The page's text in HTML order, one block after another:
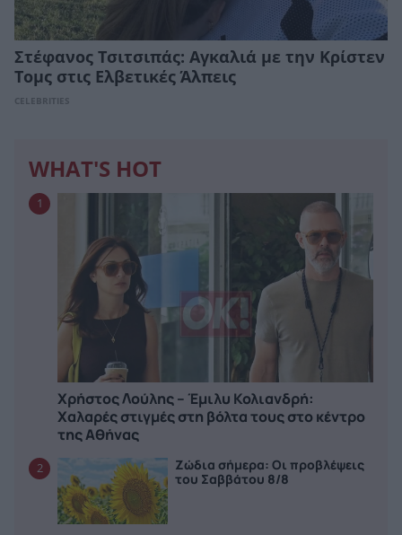
Στέφανος Τσιτσιπάς: Αγκαλιά με την Κρίστεν
Τομς στις Ελβετικές Άλπεις
CELEBRITIES
WHAT'S HOT
1
Χρήστος Λούλης – Έμιλυ Κολιανδρή:
Χαλαρές στιγμές στη βόλτα τους στο κέντρο
της Αθήνας
2
Ζώδια σήμερα: Οι προβλέψεις
του Σαββάτου 8/8